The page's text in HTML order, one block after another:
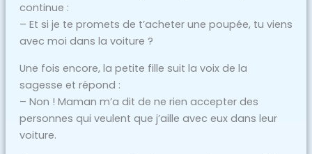
continue :
– Et si je te promets de t’acheter une poupée, tu viens
avec moi dans la voiture ?
Une fois encore, la petite fille suit la voix de la
sagesse et répond :
– Non ! Maman m’a dit de ne rien accepter des
personnes qui veulent que j’aille avec eux dans leur
voiture.